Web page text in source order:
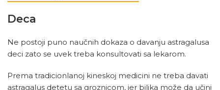
Deca
Ne postoji puno naučnih dokaza o davanju astragalusa
deci zato se uvek treba konsultovati sa lekarom.
Prema tradicionlanoj kineskoj medicini ne treba davati
astragalus detetu sa groznicom, jer biljka može da učini